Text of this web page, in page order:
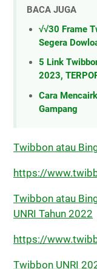
BACA JUGA
√√30 Frame
Segera
5 Link
2023,
Cara
Gampang
Twibbon atau
https://
Twibbon atau
UNRI Tahun 2022
https://
Twibbon UNRI